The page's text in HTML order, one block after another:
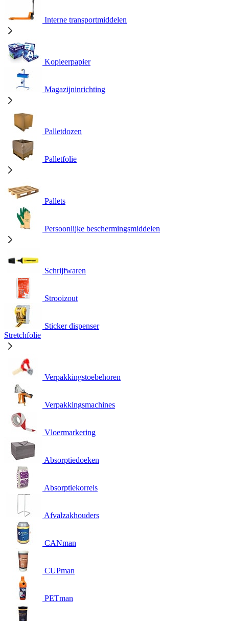
Interne transportmiddelen
Kopieerpapier
Magazijninrichting
Palletdozen
Palletfolie
Pallets
Persoonlijke beschermingsmiddelen
Schrijfwaren
Strooizout
Sticker dispenser
Stretchfolie
Verpakkingstoebehoren
Verpakkingsmachines
Vloermarkering
Absorptiedoeken
Absorptiekorrels
Afvalzakhouders
CANman
CUPman
PETman